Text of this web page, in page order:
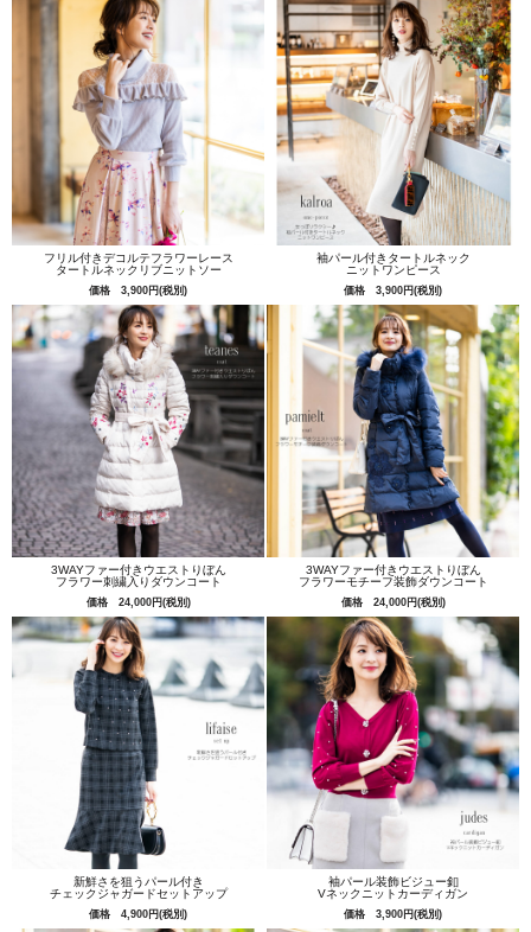
フリル付きデコルテフラワーレース
タートルネックリブニットソー
価格 3,900円(税別)
袖パール付きタートルネック
ニットワンピース
価格 3,900円(税別)
3WAYファー付きウエストりぼん
フラワー刺繍入りダウンコート
価格 24,000円(税別)
3WAYファー付きウエストりぼん
フラワーモチーフ装飾ダウンコート
価格 24,000円(税別)
新鮮さを狙うパール付き
チェックジャガードセットアップ
価格 4,900円(税別)
袖パール装飾ビジュー釦
Vネックニットカーディガン
価格 3,900円(税別)